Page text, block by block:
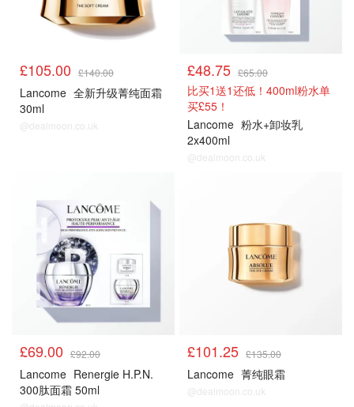
£105.00 £140.00
Lancome 全新升级菁纯面霜
30ml
@dealmoon.co.uk
£48.75 £65.00
比买1送1还低！400ml粉水单
买£55！
Lancome 粉水+卸妆乳
2x400ml
@dealmoon.co.uk
£69.00 £92.00
Lancome Renergie H.P.N.
300肽面霜 50ml
£101.25 £135.00
Lancome 菁纯眼霜
@dealmoon.co.uk